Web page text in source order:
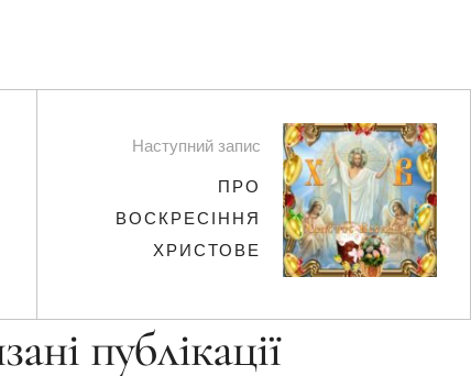
Наступний запис
ПРО
ВОСКРЕСІННЯ
ХРИСТОВЕ
публікації